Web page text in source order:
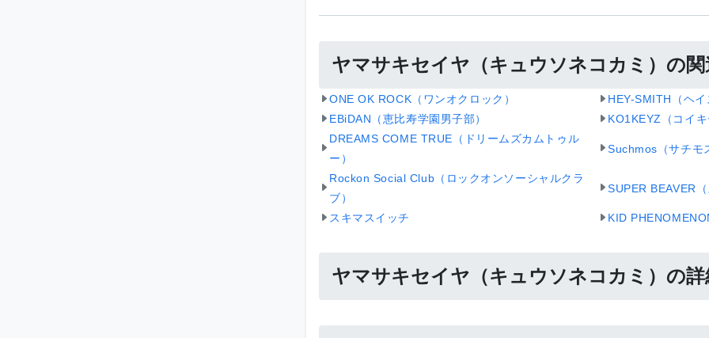
ヤマサキセイヤ（キュウソネコカミ）の
ONE OK ROCK（ワンオクロック）
HEY-SMITH（ヘ
EBiDAN（恵比寿学園男子部）
KO1KEYZ（コイ
DREAMS COME TRUE（ドリームズカムトゥル
ー）
Suchmos（サチモ
Rockon Social Club（ロックオンソーシャルクラ
ブ）
SUPER BEAVER
スキマスイッチ KID
ヤマサキセイヤ（キュウソネコカミ）の詳